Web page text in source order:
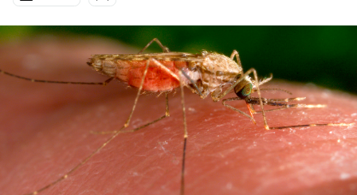
PODCAST
NEWSLETTER
I MIEI PREFERITI